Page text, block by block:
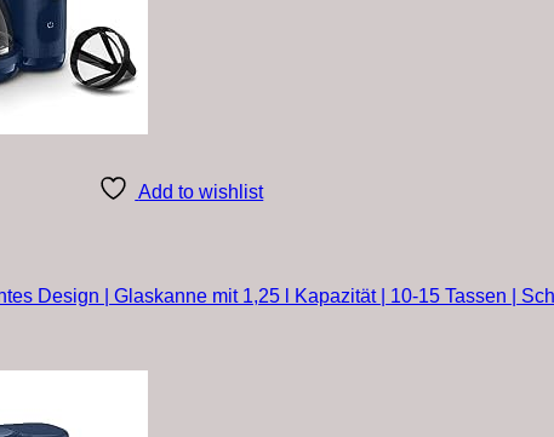
Add to wishlist
Design | Glaskanne mit 1,25 l Kapazität | 10-15 Tassen |